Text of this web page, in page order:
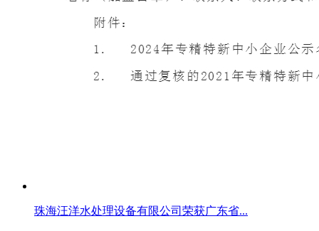
珠海汪洋水处理设备有限公司荣获广东省...